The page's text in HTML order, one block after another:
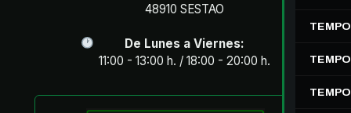
48910 SESTAO
De Lunes a Viernes:
11:00 - 13:00 h. / 18:00 - 20:00 h.